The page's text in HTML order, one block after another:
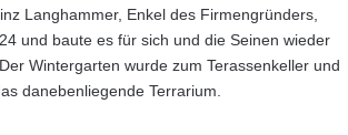
Langhammer, Enkel des Firmengründers,
und baute es für sich und die Seinen wieder
Wintergarten wurde zum Terassenkeller und
danebenliegende Terrarium.